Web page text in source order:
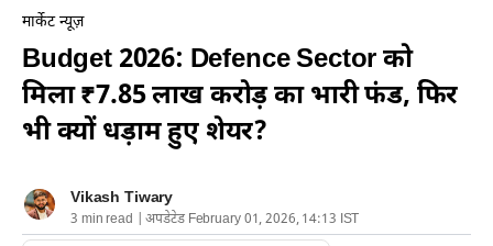
मार्केट न्यूज़
Budget 2026: Defence Sector को
मिला ₹7.85 लाख करोड़ का भारी फंड, फिर
भी क्यों धड़ाम हुए शेयर?
Vikash Tiwary
3 min read | अपडेटेड February 01, 2026, 14:13 IST